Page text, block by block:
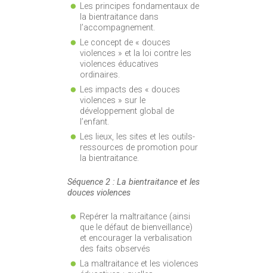
Les principes fondamentaux de
la bientraitance dans
l’accompagnement.
Le concept de « douces
violences » et la loi contre les
violences éducatives
ordinaires.
Les impacts des « douces
violences » sur le
développement global de
l’enfant.
Les lieux, les sites et les outils-
ressources de promotion pour
la bientraitance.
Séquence 2 : La bientraitance et les
douces violences
Repérer la maltraitance (ainsi
que le défaut de bienveillance)
et encourager la verbalisation
des faits observés
La maltraitance et les violences